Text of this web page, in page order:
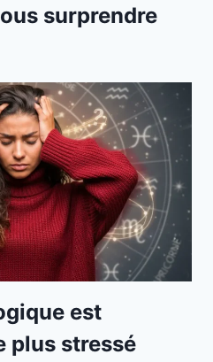
surprendre
est
plus stressé